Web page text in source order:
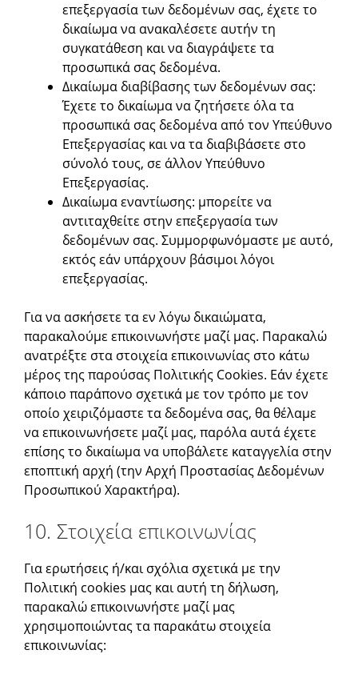
επεξεργασία των δεδομένων σας, έχετε το
δικαίωμα να ανακαλέσετε αυτήν τη
συγκατάθεση και να διαγράψετε τα
προσωπικά σας δεδομένα.
Δικαίωμα διαβίβασης των δεδομένων σας:
Έχετε το δικαίωμα να ζητήσετε όλα τα
προσωπικά σας δεδομένα από τον Υπεύθυνο
Επεξεργασίας και να τα διαβιβάσετε στο
σύνολό τους, σε άλλον Υπεύθυνο
Επεξεργασίας.
Δικαίωμα εναντίωσης: μπορείτε να
αντιταχθείτε στην επεξεργασία των
δεδομένων σας. Συμμορφωνόμαστε με αυτό,
εκτός εάν υπάρχουν βάσιμοι λόγοι
επεξεργασίας.
Για να ασκήσετε τα εν λόγω δικαιώματα,
παρακαλούμε επικοινωνήστε μαζί μας. Παρακαλώ
ανατρέξτε στα στοιχεία επικοινωνίας στο κάτω
μέρος της παρούσας Πολιτικής Cookies. Εάν έχετε
κάποιο παράπονο σχετικά με τον τρόπο με τον
οποίο χειριζόμαστε τα δεδομένα σας, θα θέλαμε
να επικοινωνήσετε μαζί μας, παρόλα αυτά έχετε
επίσης το δικαίωμα να υποβάλετε καταγγελία στην
εποπτική αρχή (την Αρχή Προστασίας Δεδομένων
Προσωπικού Χαρακτήρα).
10. Στοιχεία επικοινωνίας
Για ερωτήσεις ή/και σχόλια σχετικά με την
Πολιτική cookies μας και αυτή τη δήλωση,
παρακαλώ επικοινωνήστε μαζί μας
χρησιμοποιώντας τα παρακάτω στοιχεία
επικοινωνίας: